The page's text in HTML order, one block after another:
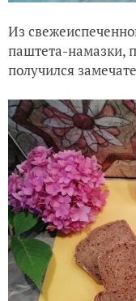
Из
паштета-намазки,
получился